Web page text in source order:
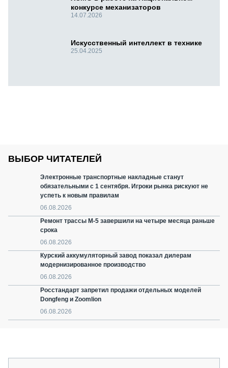
конкурсе механизаторов
14.07.2026
Искусственный интеллект в технике
25.04.2025
ВЫБОР ЧИТАТЕЛЕЙ
Электронные транспортные накладные станут
обязательными с 1 сентября. Игроки рынка рискуют не
успеть к новым правилам
06.08.2026
Ремонт трассы М-5 завершили на четыре месяца раньше
срока
06.08.2026
Курский аккумуляторный завод показал дилерам
модернизированное производство
06.08.2026
Росстандарт запретил продажи отдельных моделей
Dongfeng и Zoomlion
06.08.2026